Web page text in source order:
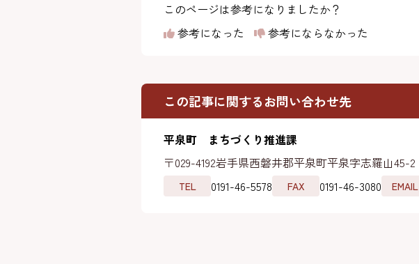
このページは参考になりましたか？
参考になった
参考にならなかった
この記事に関するお問い合わせ先
平泉町 まちづくり推進課
〒029-4192岩手県西磐井郡平泉町平泉字志羅山45-2
TEL 0191-46-5578 FAX 0191-46-3080 EMAIL